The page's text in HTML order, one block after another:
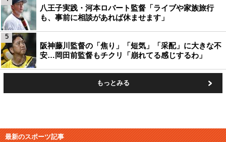
八王子実践・河本ロバート監督「ライブや家族旅行
も、事前に相談があれば休ませます」
阪神藤川監督の「焦り」「短気」「采配」に大きな不
安…岡田前監督もチクリ「崩れてる感じするわ」
5
もっとみる
最新のスポーツ記事